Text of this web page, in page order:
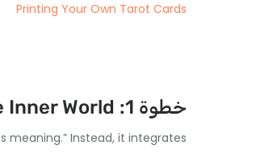
Printing Your Own Tarot Cards
خطوة 1: Inner World
meaning.” Instead, it integrates